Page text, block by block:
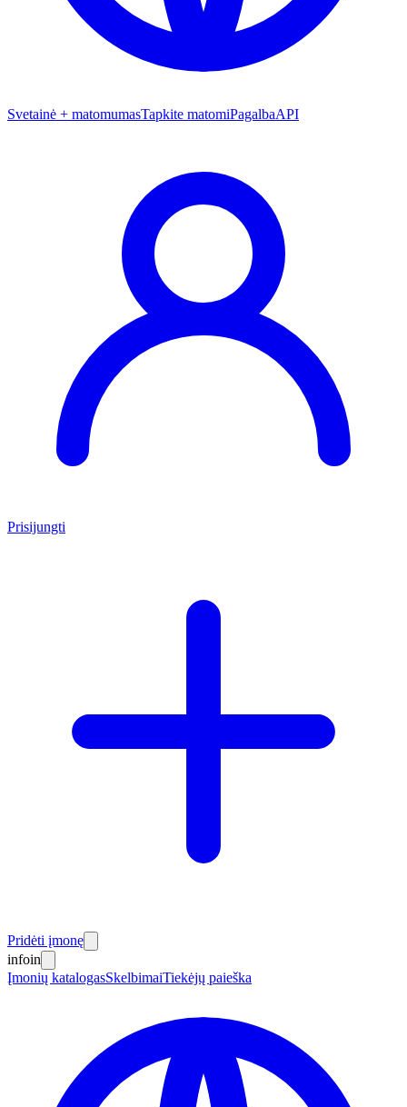
Svetainė + matomumasTapkite matomiPagalbaAPI
Prisijungti
Pridėti įmonę
infoin
Įmonių katalogasSkelbimaiTiekėjų paieška